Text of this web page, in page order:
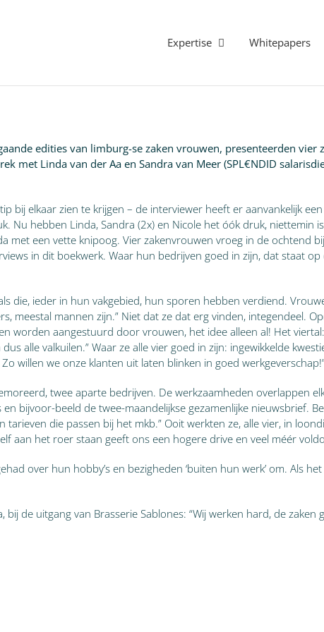
Expertise Whitepapers
edities van limburg-se zaken vrouwen, presenteerden vier
met Linda van der Aa en Sandra van Meer (SPL€NDID
bij elkaar zien te krijgen – de interviewer heeft er aanvankelijk
Nu hebben Linda, Sandra (2x) en Nicole het óók druk, niettemin
met een vette knipoog. Vier zakenvrouwen vroeg in de ochtend
in dit boekwerk. Waar hun bedrijven goed in zijn, dat staat
die, ieder in hun vakgebied, hun sporen hebben verdiend.
meestal mannen zijn.” Niet dat ze dat erg vinden, integendeel.
worden aangestuurd door vrouwen, het idee alleen al! Het
alle valkuilen.” Waar ze alle vier goed in zijn: ingewikkelde
willen we onze klanten uit laten blinken in goed
twee aparte bedrijven. De werkzaamheden overlappen
bijvoor-beeld de twee-maandelijkse gezamenlijke nieuwsbrief.
die passen bij het mkb.” Ooit werkten ze, alle vier, in
aan het roer staan geeft ons een hogere drive en veel méér
over hun hobby’s en bezigheden ‘buiten hun werk’ om. Als
de uitgang van Brasserie Sablones: “Wij werken hard, de